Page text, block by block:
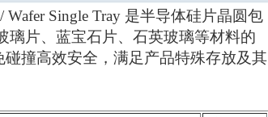
Single Tray 是半导体硅片晶圆包
璃片、蓝宝石片、石英玻璃等材料的
撞高效安全，满足产品特殊存放及其